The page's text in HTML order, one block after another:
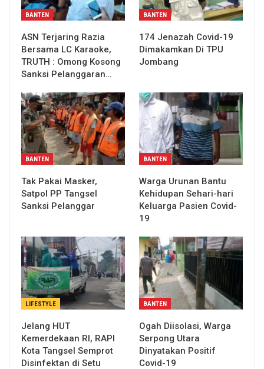
BANTEN
ASN Terjaring Razia
Bersama LC Karaoke,
TRUTH : Omong Kosong
Sanksi Pelanggaran…
BANTEN
174 Jenazah Covid-19
Dimakamkan Di TPU
Jombang
BANTEN
Tak Pakai Masker,
Satpol PP Tangsel
Sanksi Pelanggar
BANTEN
Warga Urunan Bantu
Kehidupan Sehari-hari
Keluarga Pasien Covid-
19
LIFESTYLE
Jelang HUT
Kemerdekaan RI, RAPI
Kota Tangsel Semprot
Disinfektan di Setu
BANTEN
Ogah Diisolasi, Warga
Serpong Utara
Dinyatakan Positif
Covid-19